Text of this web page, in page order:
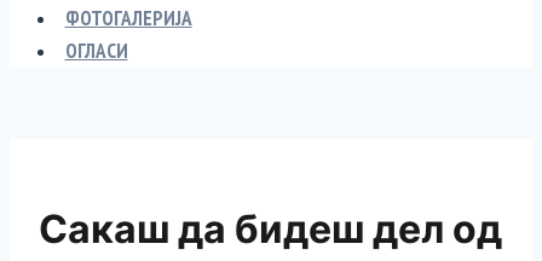
ФОТОГАЛЕРИЈА
ОГЛАСИ
Сакаш да бидеш дел од